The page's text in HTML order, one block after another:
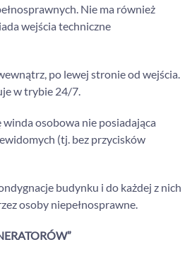
Nie ma również
wejścia techniczne
po lewej stronie od wejścia.
w trybie 24/7.
osobowa nie posiadająca
(tj. bez przycisków
budynku i do każdej z nich
osoby niepełnosprawne.